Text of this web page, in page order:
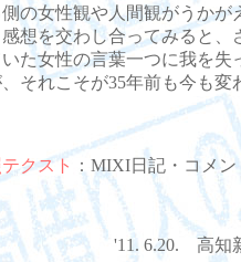
側の女性観や人間観がうか
感想を交わし合ってみると
いた女性の言葉一つに我を失
それこそが35年前も今も変
クスト
：MIXI日記・コメ
'11. 6.20. 高知